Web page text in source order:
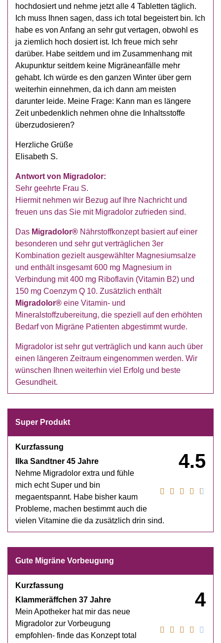
hochdosiert und nehme jetzt alle 4 Tabletten täglich.
Ich muss Ihnen sagen, dass ich total begeistert bin. Ich
habe es von Anfang an sehr gut vertagen, obwohl es
ja ziemlich hoch dosiert ist. Ich freue mich sehr
darüber. Habe seitdem und im Zusammenhang mit
Akupunktur seitdem keine Migräneanfälle mehr
gehabt. Ich würde es den ganzen Winter über gern
weiterhin einnehmen, da ich dann am meisten
darunter leide. Meine Frage: Kann man es längere
Zeit unbedenklich nehmen ohne die Inhaltsstoffe
überzudosieren?
Herzliche Grüße
Elisabeth S.
Antwort von Migradolor:
Sehr geehrte Frau S.
Hiermit nehmen wir Bezug auf Ihre Nachricht und
freuen uns das Sie mit Migradolor zufrieden sind.
Das Migradolor® Nährstoffkonzept basiert auf einer
besonderen und sehr gut verträglichen 3er
Kombination gezielt ausgewählter Magnesiumsalze
und enthält insgesamt 600 mg Magnesium in
Verbindung mit 400 mg Riboflavin (Vitamin B2) und
150 mg Coenzym Q 10. Zusätzlich enthält
Migradolor® eine Vitamin- und
Mineralstoffzubereitung, die speziell auf den erhöhten
Bedarf von Migräne Patienten abgestimmt wurde.
Migradolor ist sehr gut verträglich und kann auch über
einen längeren Zeitraum eingenommen werden. Wir
wünschen Ihnen weiterhin viel Erfolg und beste
Gesundheit.
Super Produkt
4.5
Kurzfassung
Ilka Sandtner 45 Jahre
Nehme Migradolor extra und fühle
mich echt Super und bin
megaentspannt. Habe bisher kaum
Probleme, machen bestimmt auch die
vielen Vitamine die da zusätzlich drin sind.
Gute Migräne Vorbeugung
4
Kurzfassung
Klammeräffchen 37 Jahre
Mein Apotheker hat mir das neue
Migradolor zur Vorbeugung
empfohlen- finde das Konzept total